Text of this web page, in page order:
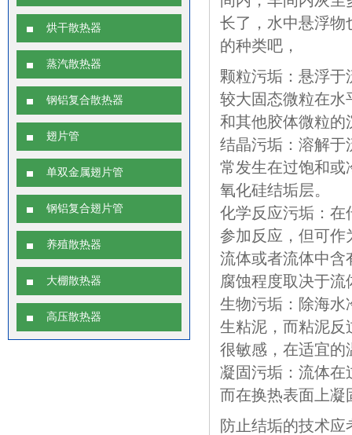
烘干散热器
蒸汽散热器
钢铝复合散热器
翅片管
单双金属翅片管
钢铝复合翅片管
养殖散热器
大棚散热器
高压散热器
长了，水中悬浮物
的种类吧，
颗粒污垢：悬浮
较大固态微粒在水
和其他胶体微粒的
结晶污垢：溶解于
常发生在过饱和或
氧化硅结垢层。
化学反应污垢：在
参加反应，但可作
流体或者流体中含
腐蚀程度取决于
生物污垢：除海水
生粘泥，而粘泥反
很敏感，在适宜的
凝固污垢：流体在
而在换热表面上凝
防止结垢的技术应